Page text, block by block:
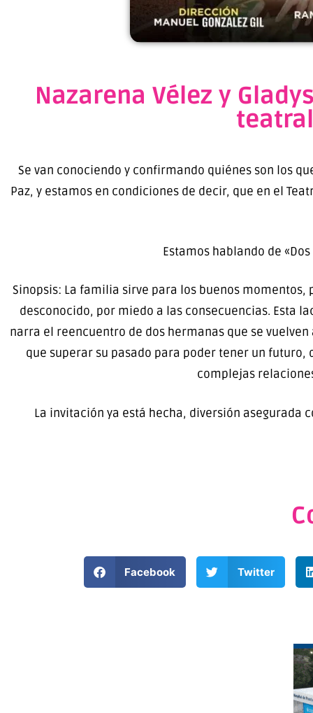
Nazarena Vélez y
Se van conociendo y confirmando quiénes son los
Paz, y estamos en condiciones de decir, que en el
Estamos hablando de
Sinopsis: La familia sirve para los buenos
desconocido, por miedo a las consecuencias. Esta
narra el reencuentro de dos hermanas que se
que superar su pasado para poder tener un
complejas
La invitación ya está hecha, diversión asegurada
Facebook Twitter